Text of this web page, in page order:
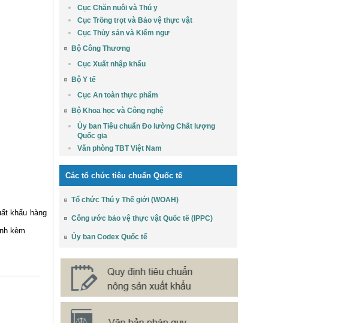
khẩu hàng
kèm
Cục Chăn nuôi và Thú y
Cục Trồng trọt và Bảo vệ thực vật
Cục Thủy sản và Kiểm ngư
Bộ Công Thương
Cục Xuất nhập khẩu
Bộ Y tế
Cục An toàn thực phẩm
Bộ Khoa học và Công nghệ
Ủy ban Tiêu chuẩn Đo lường Chất lượng
Quốc gia
Văn phòng TBT Việt Nam
Các tổ chức tiêu chuẩn Quốc tế
Tổ chức Thú y Thế giới (WOAH)
Công ước bảo vệ thực vật Quốc tế (IPPC)
Ủy ban Codex Quốc tế